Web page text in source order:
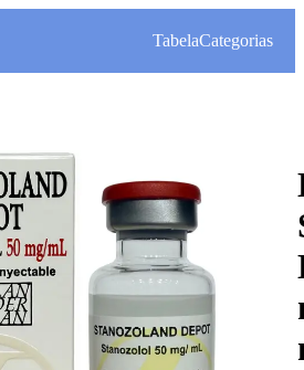
TabelaCategorias